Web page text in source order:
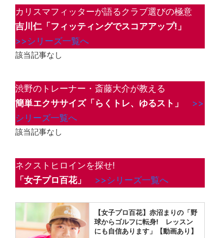
カリスマフィッターが語るクラブ選びの極意
吉川仁「フィッティングでスコアアップ!」
>>シリーズ一覧へ
該当記事なし
渋野のトレーナー・斎藤大介が教える
簡単エクササイズ「らくトレ、ゆるスト」
>>
シリーズ一覧へ
該当記事なし
ネクストヒロインを探せ!
「女子プロ百花」
>>シリーズ一覧へ
【女子プロ百花】赤沼まりの「野
球からゴルフに転身! レッスン
にも自信あります」【動画あり】